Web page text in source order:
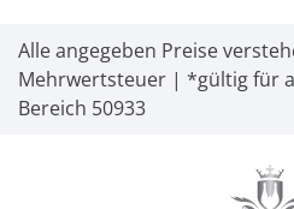
Alle angegeben Preise
Mehrwertsteuer | *gültig für
Bereich 50933